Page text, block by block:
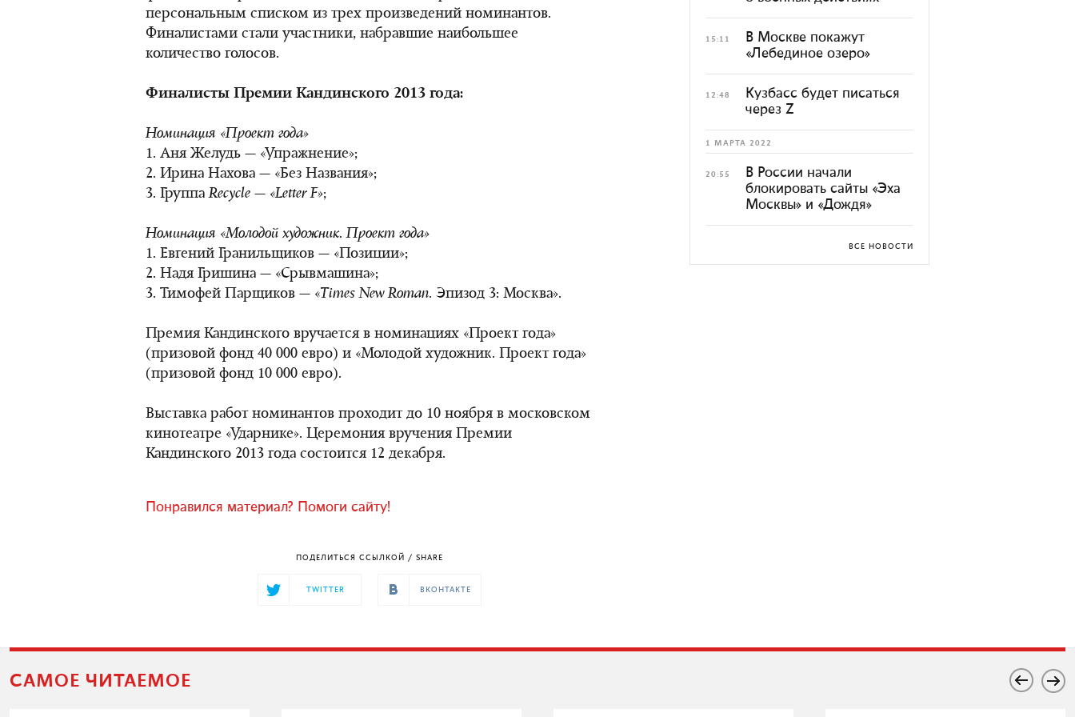
персональным списком из трех произведений номинантов.
Финалистами стали участники, набравшие наибольшее
количество голосов.
Финалисты Премии Кандинского 2013 года:
Номинация «Проект года»
1. Аня Желудь — «Упражнение»;
2. Ирина Нахова — «Без Названия»;
3. ГруппаRecycle — «Letter F»;
Номинация «Молодой художник. Проект года»
1. Евгений Гранильщиков — «Позиции»;
2. Надя Гришина — «Срывмашина»;
3. Тимофей Парщиков — «Times New Roman. Эпизод 3: Москва».
Премия Кандинского вручается в номинациях «Проект года»
(призовой фонд 40 000 евро) и «Молодой художник. Проект года»
(призовой фонд 10 000 евро).
Выставка работ номинантов проходит до 10 ноября в московском
кинотеатре «Ударнике». Церемония вручения Премии
Кандинского 2013 года состоится 12 декабря.
Понравился материал? Помоги сайту!
ПОДЕЛИТЬСЯ ССЫЛКОЙ / SHARE
TWITTER ВКОНТАКТЕ
15:11
В Москве покажут
«Лебединое озеро»
12:48
Кузбасс будет писаться
через Z
1 МАРТА 2022
20:55
В России начали
блокировать сайты «Эха
Москвы» и «Дождя»
ВСЕ НОВОСТИ
САМОЕ ЧИТАЕМОЕ